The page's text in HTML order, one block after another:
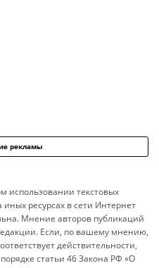
рекламы
использовании текстовых
ресурсах в сети Интернет
Мнение авторов публикаций
Если, по вашему мнению,
действительности,
статьи 46 Закона РФ «О